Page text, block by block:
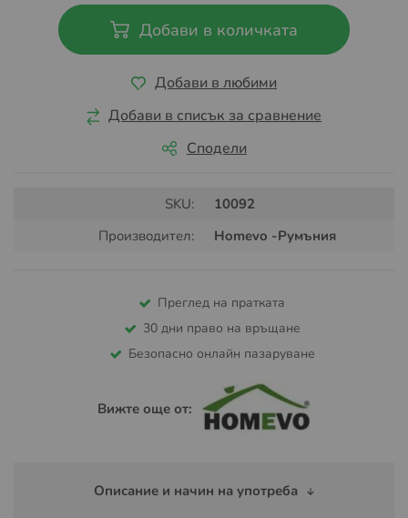
Добави в количката
Добави в любими
Добави в списък за сравнение
Сподели
SKU:
10092
Производител:
Homevo -Румъния
Преглед на пратката
30 дни право на връщане
Безопасно онлайн пазаруване
Вижте още от:
Описание и начин на употреба